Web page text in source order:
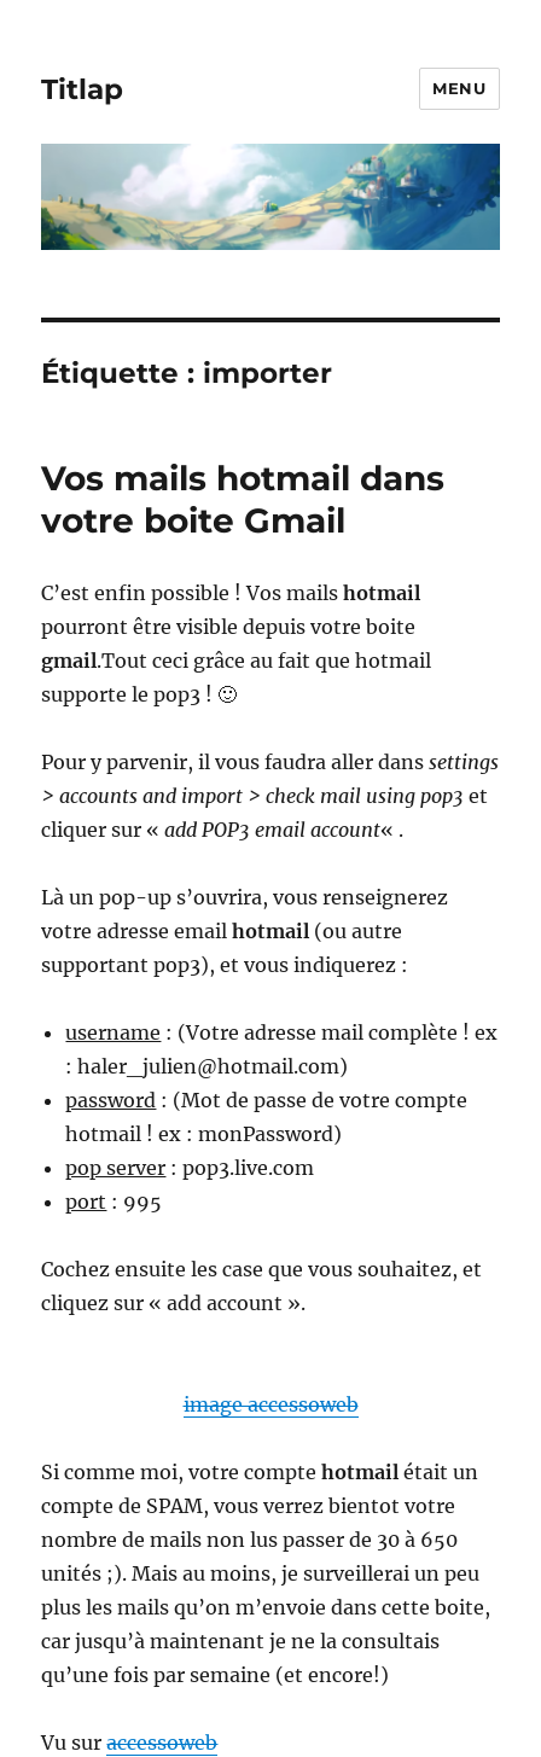
Titlap MENU
Étiquette : importer
Vos mails hotmail dans
votre boite Gmail
C’est enfin possible ! Vos mailshotmail
pourront être visible depuis votre boite
gmail.Tout ceci grâce au fait que hotmail
supporte le pop3 ! 🙂
Pour y parvenir, il vous faudra aller danssettings
> accounts and import > check mail using pop3 et
cliquer sur «add POP3 email account« .
Là un pop-up s’ouvrira, vous renseignerez
votre adresse emailhotmail (ou autre
supportant pop3), et vous indiquerez :
username : (Votre adresse mail complète ! ex
: haler_julien@hotmail.com)
password : (Mot de passe de votre compte
hotmail ! ex : monPassword)
pop server : pop3.live.com
port : 995
Cochez ensuite les case que vous souhaitez, et
cliquez sur « add account ».
image accessoweb
Si comme moi, votre comptehotmailétait un
compte de SPAM, vous verrez bientot votre
nombre de mails non lus passer de 30 à 650
unités ;). Mais au moins, je surveillerai un peu
plus les mails qu’on m’envoie dans cette boite,
car jusqu’à maintenant je ne la consultais
qu’une fois par semaine (et encore!)
Vu suraccessoweb